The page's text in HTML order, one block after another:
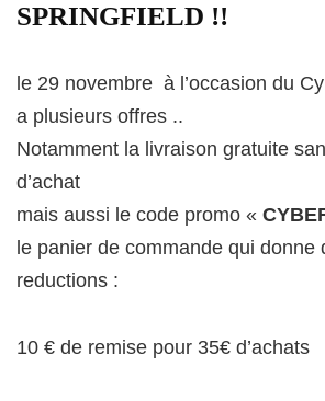
SPRINGFIELD !!
le 29 novembre à l’occasion du
a plusieurs offres ..
Notamment la livraison gratuite
d’achat
mais aussi le code promo «
le panier de commande qui donne
reductions :
10 € de remise pour 35€ d’achats